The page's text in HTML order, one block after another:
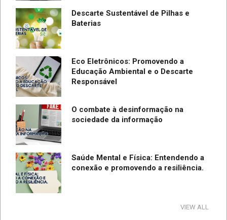
Descarte Sustentável de Pilhas e
Baterias
Eco Eletrônicos: Promovendo a
Educação Ambiental e o Descarte
Responsável
O combate à desinformação na
sociedade da informação
Saúde Mental e Física: Entendendo a
conexão e promovendo a resiliência.
Tecnologia e Direito na Sociedade da
VIEW ALL